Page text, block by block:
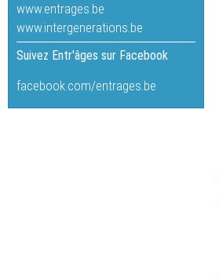
www.entrages.be
www.intergenerations.be
Suivez Entr'âges sur Facebook
facebook.com/entrages.be